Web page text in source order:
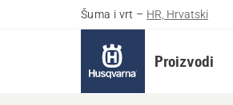
Šuma i vrt – HR, Hrvatski
Proizvodi